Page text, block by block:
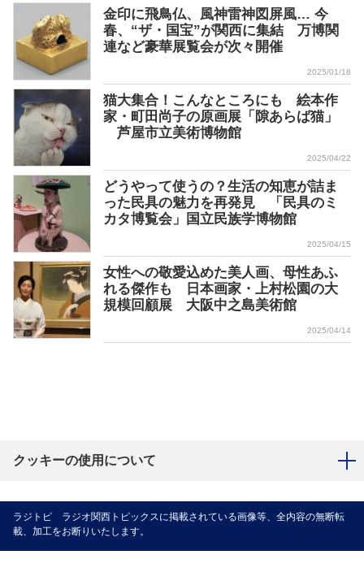
金印に飛鳥仏、風神雷神図屏風… 今
春、“ザ・国宝”が関西に集結 万博関
連など豪華展覧会が次々開催
2025/01/18
猫大集合！こんなところにも 絵本作
家・町田尚子の原画展「隙あらば猫」
芦屋市立美術博物館
2025/04/22
どうやって使うの？生活の知恵が詰ま
った民具の魅力を再発見 「民具のミ
カタ博覧会」国立民族学博物館
2025/04/15
女性への敬愛込めた美人画、母性あふ
れる傑作も 日本画家・上村松園の大
規模回顧展 大阪中之島美術館
2025/04/14
クッキーの使用について
ラジトピ ラジオ関西トピックスに掲載されている画像等、全内容の無断転
載、加工をお断りいたします。